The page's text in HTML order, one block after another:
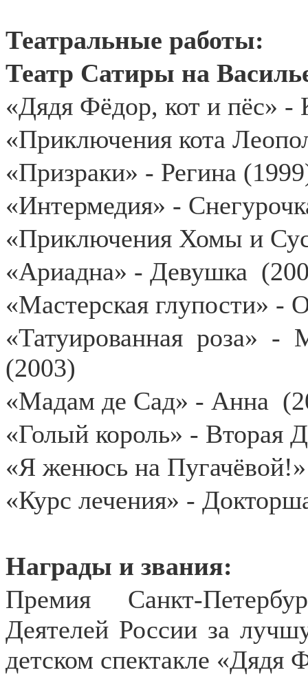
Театральные работы:
Театр Сатиры на
«Дядя Фёдор, кот и пёс» -
«Приключения кота
«Призраки» - Регина
«Интермедия» -
«Приключения Хомы и
«Ариадна» - Девушка
«Мастерская глупости» -
«Татуированная роза» -
(2003)
«Мадам де Сад» - Анна
«Голый король» - Вторая
«Я женюсь на
«Курс лечения» -
Награды и звания:
Премия Санкт-
Деятелей России за
детском спектакле «Дядя